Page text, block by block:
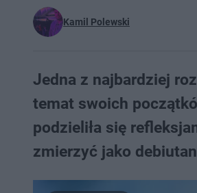
Kamil Polewski
Jedna z najbardziej
temat swoich
podzieliła się
zmierzyć jako